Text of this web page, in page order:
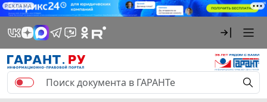
РЕКЛАМА